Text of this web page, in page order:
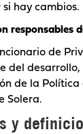
hay cambios.
responsables
de
del
de la
Solera.
y